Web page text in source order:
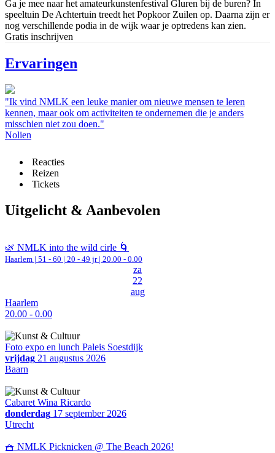
Ga je mee naar het amateurkunstenfestival Gluren bij de buren? In
speeltuin De Achtertuin treedt het Popkoor Zuilen op. Daarna zijn er
nog verschillende podia in de wijk waar je optredens kan zien.
Gratis inschrijven
Ervaringen
"Ik vind NMLK een leuke manier om nieuwe mensen te leren
kennen, maar ook om activiteiten te ondernemen die je anders
misschien niet zou doen."
Nolien
Reacties
Reizen
Tickets
Uitgelicht & Aanbevolen
🌿 NMLK into the wild cirle 🌀
Haarlem | 51 - 60 | 20 - 49 jr | 20.00 - 0.00
za
22
aug
Haarlem
20.00 - 0.00
Foto expo en lunch Paleis Soestdijk
vrijdag 21 augustus 2026
Baarn
Cabaret Wina Ricardo
donderdag 17 september 2026
Utrecht
🧺 NMLK Picknicken @ The Beach 2026!